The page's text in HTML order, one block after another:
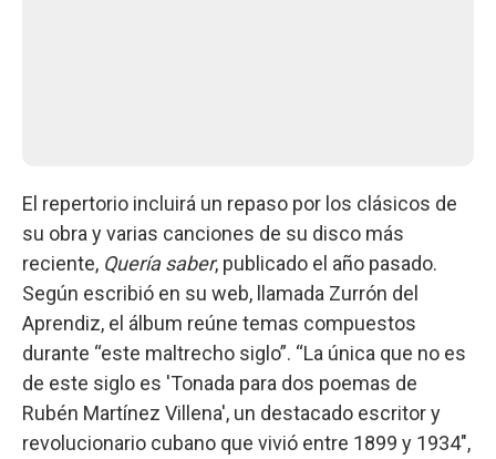
El repertorio incluirá un repaso por los clásicos de
su obra y varias canciones de su disco más
reciente, Quería saber, publicado el año pasado.
Según escribió en su web, llamada Zurrón del
Aprendiz, el álbum reúne temas compuestos
durante “este maltrecho siglo”. “La única que no es
de este siglo es 'Tonada para dos poemas de
Rubén Martínez Villena', un destacado escritor y
revolucionario cubano que vivió entre 1899 y 1934",